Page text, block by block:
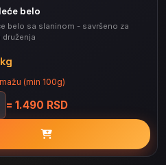
belo
belo sa slaninom - savršeno za
druženja
(min 100g)
= 1.490 RSD